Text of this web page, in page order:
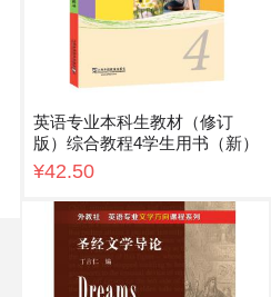
英语专业本科生教材（修订
版）综合教程4学生用书（新）
¥42.50